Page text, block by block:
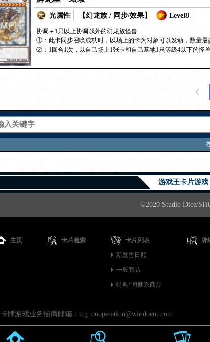
光属性 【幻龙族 / 同步/效果】 Level8
协调＋1只以上协调以外的幻龙族怪兽
①：此卡同步召唤成功时，以场上的卡为对象可以发动，数量
②：1回合1次，以自己场上1张卡和自己墓地1只等级4以下的怪
游戏王卡片游
©2020 Studio Dice/
主页 卡片检索 卡片列表
新发售日顺
一般商品
特典*同捆系商品
牌
卡牌游戏业务招商邮箱：tcg_cooperation@windoent.com